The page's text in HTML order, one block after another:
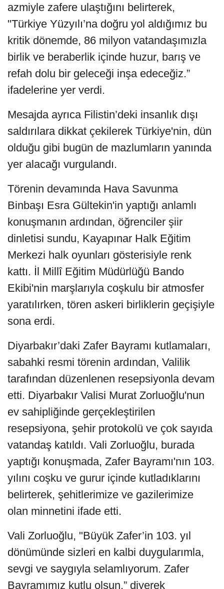
azmiyle zafere ulaştığını belirterek,
"Türkiye Yüzyılı’na doğru yol aldığımız bu
kritik dönemde, 86 milyon vatandaşımızla
birlik ve beraberlik içinde huzur, barış ve
refah dolu bir geleceği inşa edeceğiz.”
ifadelerine yer verdi.
Mesajda ayrıca Filistin’deki insanlık dışı
saldırılara dikkat çekilerek Türkiye'nin, dün
olduğu gibi bugün de mazlumların yanında
yer alacağı vurgulandı.
Törenin devamında Hava Savunma
Binbaşı Esra Gültekin'in yaptığı anlamlı
konuşmanın ardından, öğrenciler şiir
dinletisi sundu, Kayapınar Halk Eğitim
Merkezi halk oyunları gösterisiyle renk
kattı. İl Millî Eğitim Müdürlüğü Bando
Ekibi'nin marşlarıyla coşkulu bir atmosfer
yaratılırken, tören askeri birliklerin geçişiyle
sona erdi.
Diyarbakır’daki Zafer Bayramı kutlamaları,
sabahki resmi törenin ardından, Valilik
tarafından düzenlenen resepsiyonla devam
etti. Diyarbakır Valisi Murat Zorluoğlu'nun
ev sahipliğinde gerçekleştirilen
resepsiyona, şehir protokolü ve çok sayıda
vatandaş katıldı. Vali Zorluoğlu, burada
yaptığı konuşmada, Zafer Bayramı'nın 103.
yılını coşku ve gurur içinde kutladıklarını
belirterek, şehitlerimize ve gazilerimize
olan minnetini ifade etti.
Vali Zorluoğlu, "Büyük Zafer’in 103. yıl
dönümünde sizleri en kalbi duygularımla,
sevgi ve saygıyla selamlıyorum. Zafer
Bayramımız kutlu olsun.” diyerek